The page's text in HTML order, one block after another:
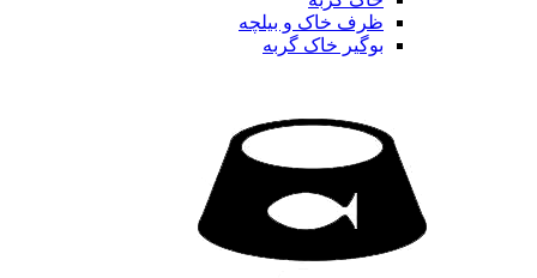
ظرف خاک و بیلچه
بوگیر خاک گربه